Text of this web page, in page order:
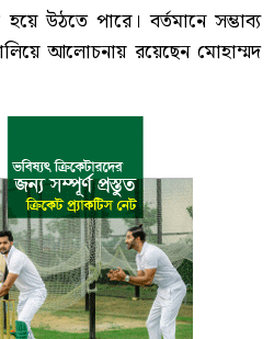
উঠতে পারে। বর্তমানে সম্ভাব্য
আলোচনায় রয়েছেন মোহাম্মদ